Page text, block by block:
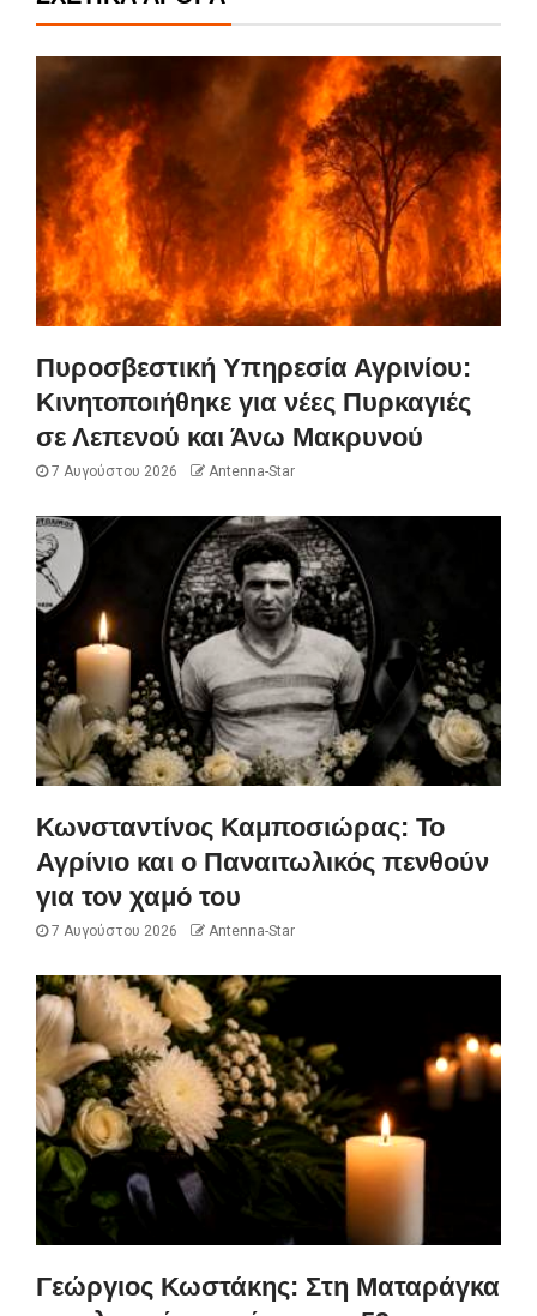
Πυροσβεστική Υπηρεσία Αγρινίου:
Κινητοποιήθηκε για νέες Πυρκαγιές
σε Λεπενού και Άνω Μακρυνού
7 Αυγούστου 2026 Antenna-Star
Κωνσταντίνος Καμποσιώρας: Το
Αγρίνιο και ο Παναιτωλικός πενθούν
για τον χαμό του
7 Αυγούστου 2026 Antenna-Star
Γεώργιος Κωστάκης: Στη Ματαράγκα